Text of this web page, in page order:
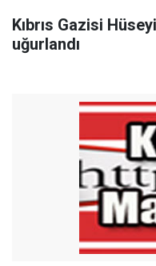
Kıbrıs Gazisi
uğurlandı